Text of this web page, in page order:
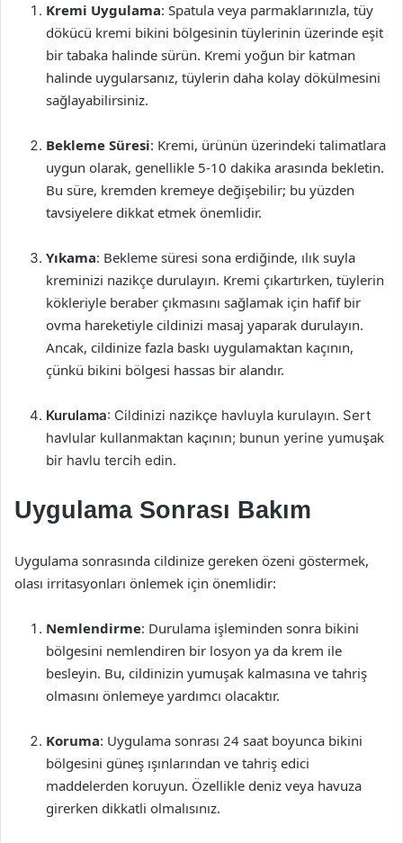
Kremi Uygulama: Spatula veya parmaklarınızla, tüy
dökücü kremi bikini bölgesinin tüylerinin üzerinde eşit
bir tabaka halinde sürün. Kremi yoğun bir katman
halinde uygularsanız, tüylerin daha kolay dökülmesini
sağlayabilirsiniz.
Bekleme Süresi: Kremi, ürünün üzerindeki talimatlara
uygun olarak, genellikle 5-10 dakika arasında bekletin.
Bu süre, kremden kremeye değişebilir; bu yüzden
tavsiyelere dikkat etmek önemlidir.
Yıkama: Bekleme süresi sona erdiğinde, ılık suyla
kreminizi nazikçe durulayın. Kremi çıkartırken, tüylerin
kökleriyle beraber çıkmasını sağlamak için hafif bir
ovma hareketiyle cildinizi masaj yaparak durulayın.
Ancak, cildinize fazla baskı uygulamaktan kaçının,
çünkü bikini bölgesi hassas bir alandır.
Kurulama: Cildinizi nazikçe havluyla kurulayın. Sert
havlular kullanmaktan kaçının; bunun yerine yumuşak
bir havlu tercih edin.
Uygulama Sonrası Bakım
Uygulama sonrasında cildinize gereken özeni göstermek,
olası irritasyonları önlemek için önemlidir:
Nemlendirme: Durulama işleminden sonra bikini
bölgesini nemlendiren bir losyon ya da krem ile
besleyin. Bu, cildinizin yumuşak kalmasına ve tahriş
olmasını önlemeye yardımcı olacaktır.
Koruma: Uygulama sonrası 24 saat boyunca bikini
bölgesini güneş ışınlarından ve tahriş edici
maddelerden koruyun. Özellikle deniz veya havuza
girerken dikkatli olmalısınız.